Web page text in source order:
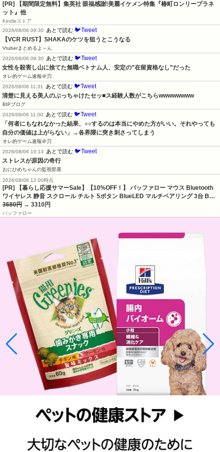
[PR] 【期間限定無料】集英社 眼福感謝!美麗イケメン特集『椿町ロンリープラネ
ット』他
Kindleストア
2026/08/06 09:30 あとで読む 🐦Tweet
【VCR RUST】SHAKAのケツを狙うとこうなる
Vtuberまとめるよ～ん
2026/08/06 09:30 あとで読む 🐦Tweet
女性を殺害し山に捨てた無職ベトナム人、安定の”在留資格なし”だった
オレ的ゲーム速報＠刃
2026/08/06 11:31 あとで読む 🐦Tweet
清楚に見える美人のぶっちゃけたセッ■ス経験人数がこちらwwwwwwww
BIPブログ
2026/08/06 11:00 あとで読む 🐦Tweet
「何者にもなれなかった結果、○○するのは本当にやめた方がいい。それやっても
自分の価値は上がらない」→各界隈に突き刺さってしまう
オレ的ゲーム速報＠刃
2026/08/06 10:13 あとで読む 🐦Tweet
ストレスが原因の奇行
おにひめちゃんの監視部屋
2026/08/06 12:00時点
[PR] 【暮らし応援サマーSale】【10%OFF！】 バッファロー マウス Bluetooth
ワイヤレス 静音 スクロール チルト 5ボタン BlueLED マルチペアリング 3台 B…
3680円 → 3310円
バッファロー